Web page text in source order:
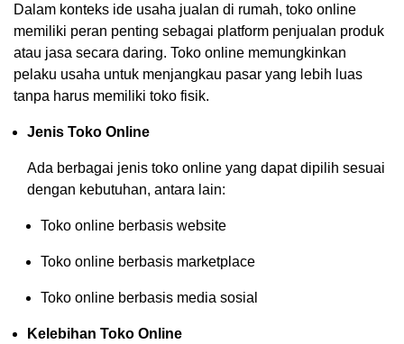
Dalam konteks ide usaha jualan di rumah, toko online
memiliki peran penting sebagai platform penjualan produk
atau jasa secara daring. Toko online memungkinkan
pelaku usaha untuk menjangkau pasar yang lebih luas
tanpa harus memiliki toko fisik.
Jenis Toko Online
Ada berbagai jenis toko online yang dapat dipilih sesuai
dengan kebutuhan, antara lain:
Toko online berbasis website
Toko online berbasis marketplace
Toko online berbasis media sosial
Kelebihan Toko Online